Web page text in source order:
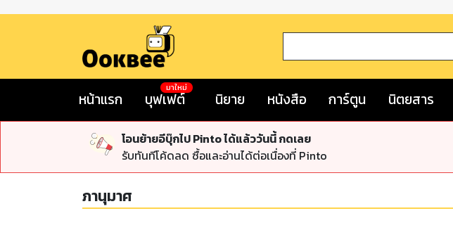
หน้าแรก บุฟเฟต์
มาใหม่
นิยาย หนังสือ การ์ตูน นิตยสาร
โอนย้ายอีบุ๊กไป Pinto ได้แล้ววันนี้ กดเลย
รับทันทีโค้ดลด ซื้อและอ่านได้ต่อเนื่องที่ Pinto
ภานุมาศ